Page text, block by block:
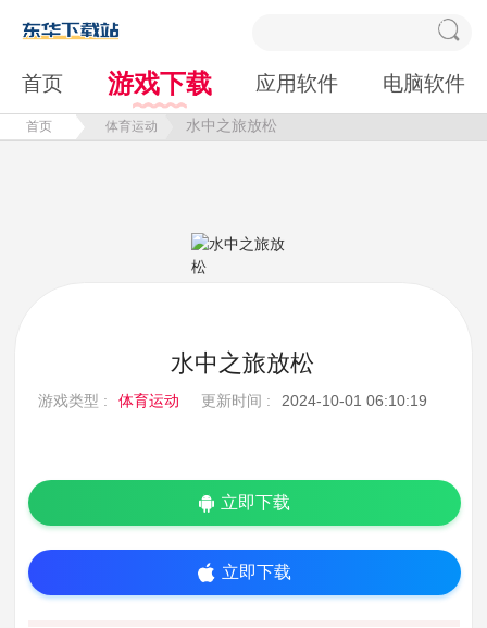
首页 游戏下载 应用软件 电脑软件
首页 体育运动 水中之旅放松
水中之旅放松
游戏类型 : 体育运动 更新时间 : 2024-10-01 06:10:19
立即下载
立即下载